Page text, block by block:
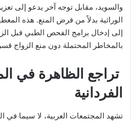
والسويد، مقابل توجه آخر يدعو إلى
الوراثية بدلاً من فرض المنع. هذه
إلى إدخال برامج الفحص الطبي قبل
بالمخاطر المحتملة دون منع الزواج
تراجع الظاهرة في
الفردانية
تشهد المجتمعات العربية، لا سيما في